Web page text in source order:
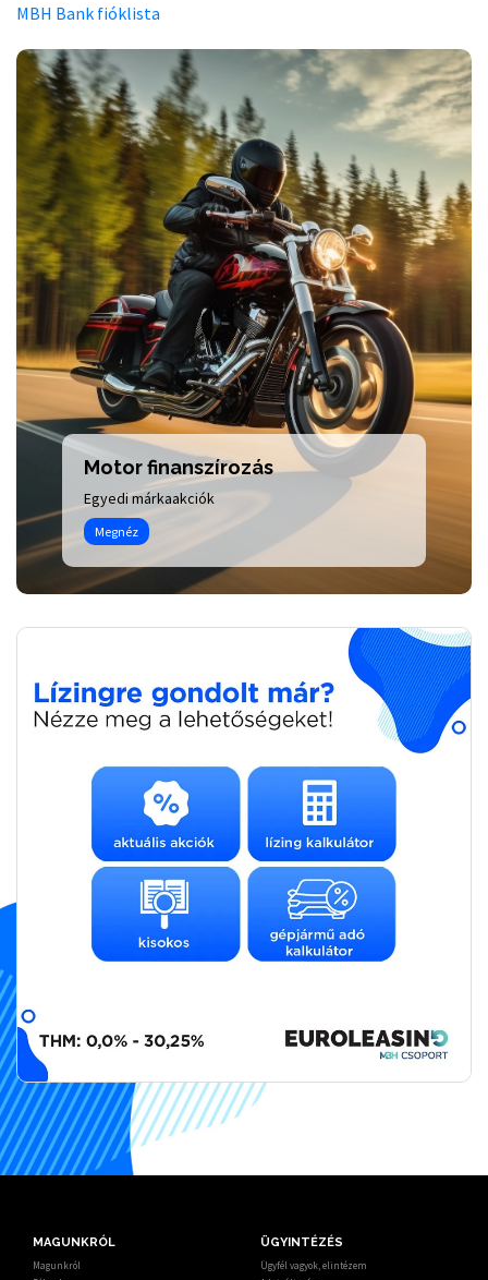
MBH Bank fióklista
Motor finanszírozás
Egyedi márkaakciók
Megnéz
MAGUNKRÓL
Magunkról
ÜGYINTÉZÉS
Ügyfél vagyok, elintézem